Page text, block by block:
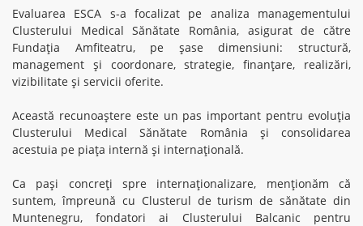
Evaluarea ESCA s-a focalizat pe analiza managementului
Clusterului Medical Sănătate România, asigurat de către
Fundația Amfiteatru, pe șase dimensiuni: structură,
management și coordonare, strategie, finanțare, realizări,
vizibilitate și servicii oferite.
Această recunoaștere este un pas important pentru evoluția
Clusterului Medical Sănătate România și consolidarea
acestuia pe piața internă și internațională.
Ca pași concreți spre internaționalizare, menționăm că
suntem, împreună cu Clusterul de turism de sănătate din
Muntenegru, fondatori ai Clusterului Balcanic pentru